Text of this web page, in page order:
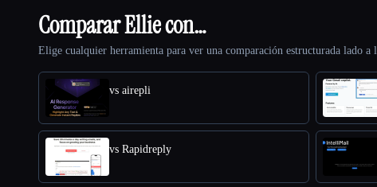
Comparar Ellie con…
Elige cualquier herramienta para ver una comparación estructurada lado
vs airepli
vs Rapidreply